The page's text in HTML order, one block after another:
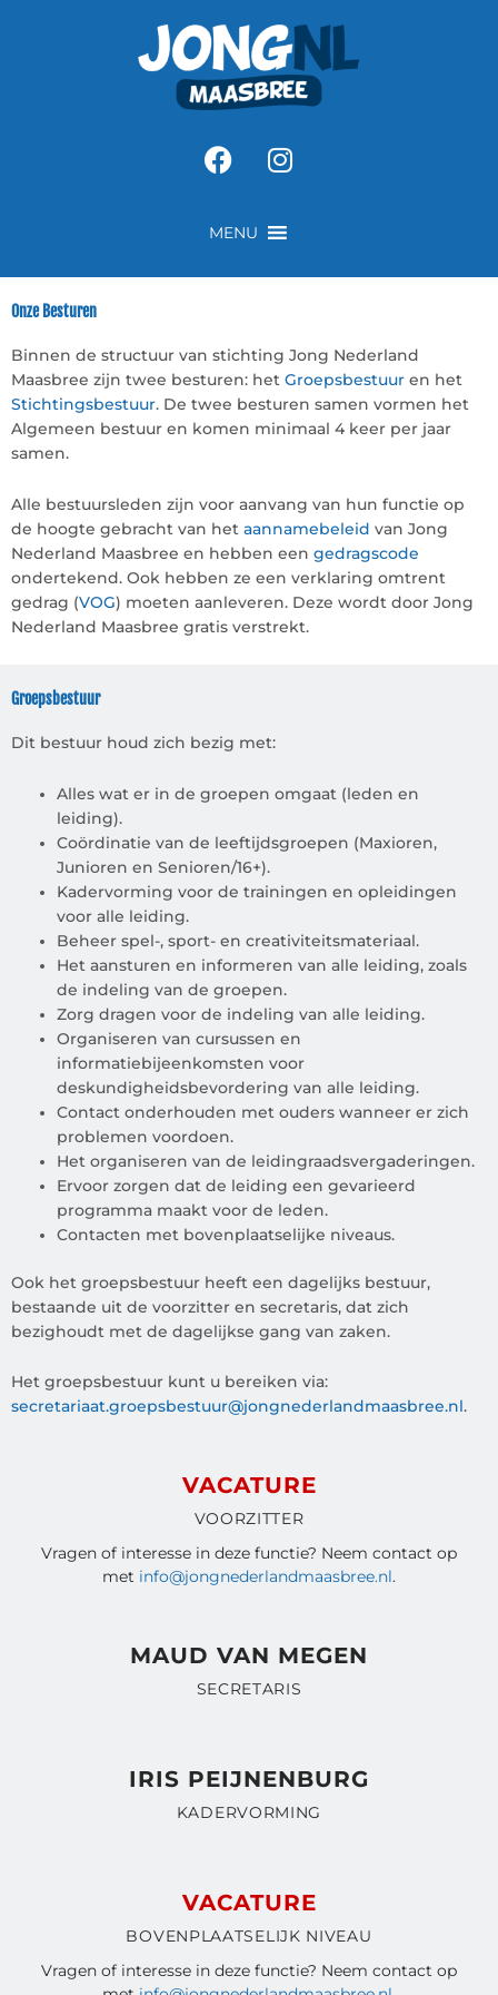
FacebookInstagram
MENU
Onze Besturen
Binnen de structuur van stichting Jong Nederland
Maasbree zijn twee besturen: het Groepsbestuur en het
Stichtingsbestuur. De twee besturen samen vormen het
Algemeen bestuur en komen minimaal 4 keer per jaar
samen.
Alle bestuursleden zijn voor aanvang van hun functie op
de hoogte gebracht van het aannamebeleid van Jong
Nederland Maasbree en hebben een gedragscode
ondertekend. Ook hebben ze een verklaring omtrent
gedrag (VOG) moeten aanleveren. Deze wordt door Jong
Nederland Maasbree gratis verstrekt.
Groepsbestuur
Dit bestuur houd zich bezig met:
Alles wat er in de groepen omgaat (leden en
leiding).
Coördinatie van de leeftijdsgroepen (Maxioren,
Junioren en Senioren/16+).
Kadervorming voor de trainingen en opleidingen
voor alle leiding.
Beheer spel-, sport- en creativiteitsmateriaal.
Het aansturen en informeren van alle leiding, zoals
de indeling van de groepen.
Zorg dragen voor de indeling van alle leiding.
Organiseren van cursussen en
informatiebijeenkomsten voor
deskundigheidsbevordering van alle leiding.
Contact onderhouden met ouders wanneer er zich
problemen voordoen.
Het organiseren van de leidingraadsvergaderingen.
Ervoor zorgen dat de leiding een gevarieerd
programma maakt voor de leden.
Contacten met bovenplaatselijke niveaus.
Ook het groepsbestuur heeft een dagelijks bestuur,
bestaande uit de voorzitter en secretaris, dat zich
bezighoudt met de dagelijkse gang van zaken.
Het groepsbestuur kunt u bereiken via:
secretariaat.groepsbestuur@jongnederlandmaasbree.nl.
VACATURE
VOORZITTER
Vragen of interesse in deze functie? Neem contact op
met info@jongnederlandmaasbree.nl.
MAUD VAN MEGEN
SECRETARIS
IRIS PEIJNENBURG
KADERVORMING
VACATURE
BOVENPLAATSELIJK NIVEAU
Vragen of interesse in deze functie? Neem contact op